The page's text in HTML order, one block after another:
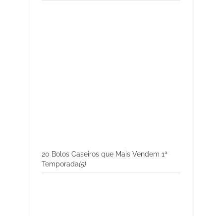
20 Bolos Caseiros que Mais Vendem 1ª
Temporada(5)